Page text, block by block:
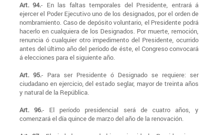
Art. 94.- En las faltas temporales del Presidente, entrará á
ejercer el Poder Ejecutivo uno de los designados, por el orden de
nombramiento. Caso de depósito voluntario, el Presidente podrá
hacerlo en cualquiera de los Designados. Por muerte, remoción,
renuncia ó cualquier otro impedimento del Presidente, ocurrido
antes del último año del período de éste, el Congreso convocará
á elecciones para el siguiente año.
Art. 95.- Para ser Presidente ó Designado se requiere: ser
ciudadano en ejercicio, del estado seglar, mayor de treinta años
y natural de la República.
Art. 96.- El período presidencial será de cuatro años, y
comenzará el día quince de marzo del año de la renovación.